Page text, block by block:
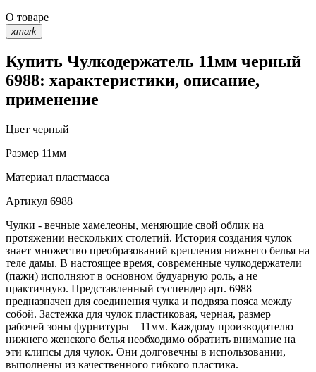
О товаре
xmark
Купить Чулкодержатель 11мм черный
6988: характеристики, описание,
применение
Цвет черный
Размер 11мм
Материал пластмасса
Артикул 6988
Чулки - вечные хамелеоны, меняющие свой облик на
протяжении нескольких столетий. История создания чулок
знает множество преобразований крепления нижнего белья на
теле дамы. В настоящее время, современные чулкодержатели
(пажи) исполняют в основном будуарную роль, а не
практичную. Представленный суспендер арт. 6988
предназначен для соединения чулка и подвяза пояса между
собой. Застежка для чулок пластиковая, черная, размер
рабочей зоны фурнитуры – 11мм. Каждому производителю
нижнего женского белья необходимо обратить внимание на
эти клипсы для чулок. Они долговечны в использовании,
выполнены из качественного гибкого пластика.